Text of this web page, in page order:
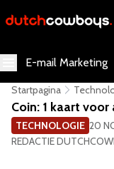
E-mail Marketing
Startpagina
Coin: 1 kaart
TECHNOLOGIE 20
REDACTIE